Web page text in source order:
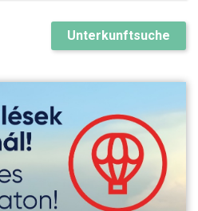
Unterkunftsuche